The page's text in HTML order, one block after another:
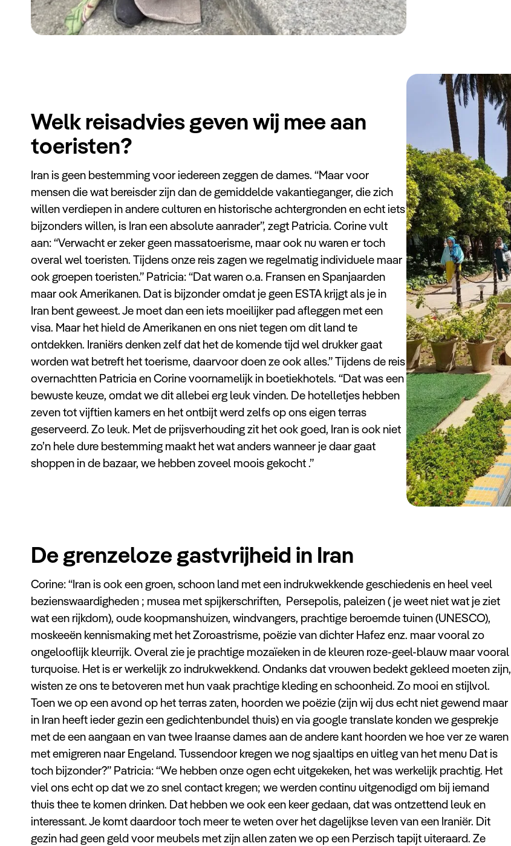
Welk reisadvies geven wij mee aan
toeristen?
Iran is geen bestemming voor iedereen zeggen de dames. “Maar voor
mensen die wat bereisder zijn dan de gemiddelde vakantieganger, die zich
willen verdiepen in andere culturen en historische achtergronden en echt iets
bijzonders willen, is Iran een absolute aanrader”, zegt Patricia. Corine vult
aan: “Verwacht er zeker geen massatoerisme, maar ook nu waren er toch
overal wel toeristen. Tijdens onze reis zagen we regelmatig individuele maar
ook groepen toeristen.” Patricia: “Dat waren o.a. Fransen en Spanjaarden
maar ook Amerikanen. Dat is bijzonder omdat je geen ESTA krijgt als je in
Iran bent geweest. Je moet dan een iets moeilijker pad afleggen met een
visa. Maar het hield de Amerikanen en ons niet tegen om dit land te
ontdekken. Iraniërs denken zelf dat het de komende tijd wel drukker gaat
worden wat betreft het toerisme, daarvoor doen ze ook alles.” Tijdens de reis
overnachtten Patricia en Corine voornamelijk in boetiekhotels. “Dat was een
bewuste keuze, omdat we dit allebei erg leuk vinden. De hotelletjes hebben
zeven tot vijftien kamers en het ontbijt werd zelfs op ons eigen terras
geserveerd. Zo leuk. Met de prijsverhouding zit het ook goed, Iran is ook niet
zo’n hele dure bestemming maakt het wat anders wanneer je daar gaat
shoppen in de bazaar, we hebben zoveel moois gekocht .”
De grenzeloze gastvrijheid in Iran
Corine: “Iran is ook een groen, schoon land met een indrukwekkende geschiedenis en heel veel
bezienswaardigheden ; musea met spijkerschriften, Persepolis, paleizen ( je weet niet wat je ziet
wat een rijkdom), oude koopmanshuizen, windvangers, prachtige beroemde tuinen (UNESCO),
moskeeën kennismaking met het Zoroastrisme, poëzie van dichter Hafez enz. maar vooral zo
ongelooflijk kleurrijk. Overal zie je prachtige mozaïeken in de kleuren roze-geel-blauw maar vooral
turquoise. Het is er werkelijk zo indrukwekkend. Ondanks dat vrouwen bedekt gekleed moeten zijn,
wisten ze ons te betoveren met hun vaak prachtige kleding en schoonheid. Zo mooi en stijlvol.
Toen we op een avond op het terras zaten, hoorden we poëzie (zijn wij dus echt niet gewend maar
in Iran heeft ieder gezin een gedichtenbundel thuis) en via google translate konden we gesprekje
met de een aangaan en van twee Iraanse dames aan de andere kant hoorden we hoe ver ze waren
met emigreren naar Engeland. Tussendoor kregen we nog sjaaltips en uitleg van het menu Dat is
toch bijzonder?” Patricia: “We hebben onze ogen echt uitgekeken, het was werkelijk prachtig. Het
viel ons echt op dat we zo snel contact kregen; we werden continu uitgenodigd om bij iemand
thuis thee te komen drinken. Dat hebben we ook een keer gedaan, dat was ontzettend leuk en
interessant. Je komt daardoor toch meer te weten over het dagelijkse leven van een Iraniër. Dit
gezin had geen geld voor meubels met zijn allen zaten we op een Perzisch tapijt uiteraard. Ze